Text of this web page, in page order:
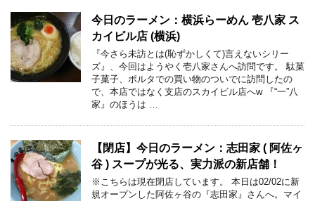
今日のラーメン：横浜らーめん 壱八家 ス
カイビル店 (横浜)
『今さら未訪とは(恥ずかしくて)言えないシリー
ズ』、今回はようやく壱八家さんへ訪問です。 駄菓
子菓子、ポルタでの買い物のついでに訪問したの
で、本店ではなく支店のスカイビル店へw 『“一”八
家』のほうは …
【閉店】今日のラーメン：志田家 ( 阿佐ヶ
谷 ) スープが光る、実力派の新店舗！
※こちらは現在閉店しています。 本日は02/02に新
規オープンした阿佐ヶ谷の『志田家』さんへ。マイ